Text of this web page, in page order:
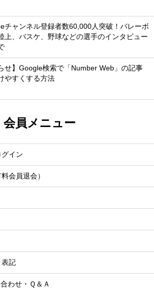
チャンネル登録者数60,000人突破！バレーボ
上、バスケ、野球などの選手のインタビュー
せ】Google検索で「Number Web」の記事
やすくする方法
会員メニュー
イン
会員退会）
表記
わせ・Ｑ＆Ａ